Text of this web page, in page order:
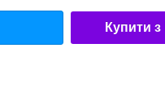
Купити з